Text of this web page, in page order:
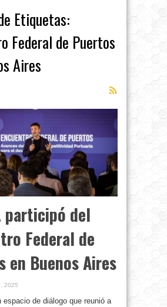
Etiquetas:
Federal de Puertos
Aires
participó del
Federal de
en Buenos Aires
2025
espacio de diálogo que reunió a